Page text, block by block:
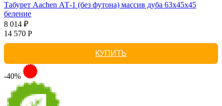
Табурет Aachen АТ-1 (без футона) массив дуба 63х45х45
беление
8 014 ₽
14 570 Р
КУПИТЬ
-40%